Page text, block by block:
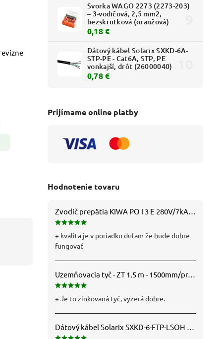
Svorka WAGO 2273 (2273-203)
– 3-vodičová, 2,5 mm2,
bezskrutková (oranžová)
0,18 €
Dátový kábel Solarix SXKD-6A-
STP-PE - Cat6A, STP, PE
vonkajší, drôt (26000040)
0,78 €
Prijímame online platby
Hodnotenie tovaru
+ kvalita je v poriadku dufam že bude dobre
fungovať
Uzemňovacia tyč - ZT 1,5 m - 1500mm/pr.25mm - Fe/Zn - f712112
+ Je to zinkovaná tyč, vyzerá dobre.